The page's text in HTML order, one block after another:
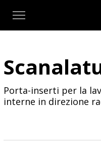
Porta-inserti per la
interne in direzione